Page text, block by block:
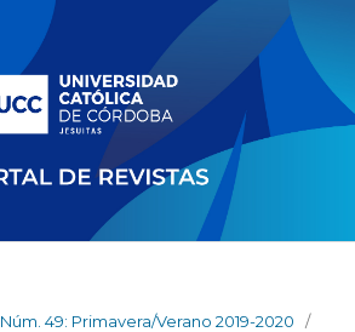
Núm. 49: Primavera/Verano 2019-2020
/